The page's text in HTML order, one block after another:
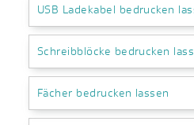
USB Ladekabel bedrucken
Schreibblöcke bedrucken
Fächer bedrucken lassen